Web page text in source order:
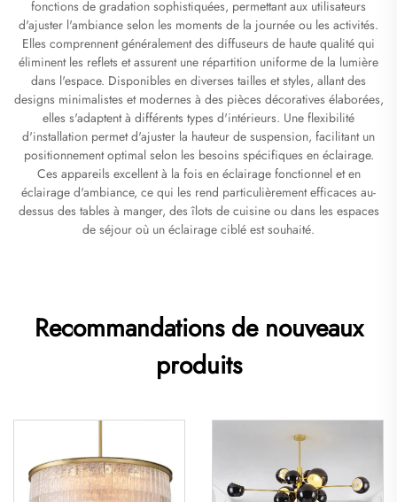
fonctions de gradation sophistiquées, permettant aux utilisateurs
d'ajuster l'ambiance selon les moments de la journée ou les activités.
Elles comprennent généralement des diffuseurs de haute qualité qui
éliminent les reflets et assurent une répartition uniforme de la lumière
dans l'espace. Disponibles en diverses tailles et styles, allant des
designs minimalistes et modernes à des pièces décoratives élaborées,
elles s'adaptent à différents types d'intérieurs. Une flexibilité
d'installation permet d'ajuster la hauteur de suspension, facilitant un
positionnement optimal selon les besoins spécifiques en éclairage.
Ces appareils excellent à la fois en éclairage fonctionnel et en
éclairage d'ambiance, ce qui les rend particulièrement efficaces au-
dessus des tables à manger, des îlots de cuisine ou dans les espaces
de séjour où un éclairage ciblé est souhaité.
Recommandations de nouveaux
produits